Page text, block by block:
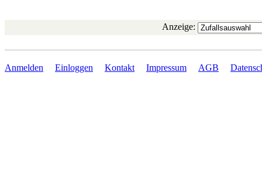
Anzeige:
Anmelden Einloggen Kontakt Impressum AGB